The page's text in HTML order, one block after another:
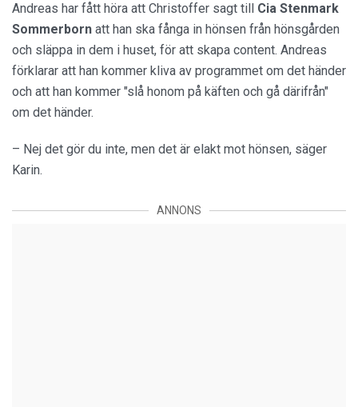
Andreas har fått höra att Christoffer sagt till Cia Stenmark
Sommerborn att han ska fånga in hönsen från hönsgården
och släppa in dem i huset, för att skapa content. Andreas
förklarar att han kommer kliva av programmet om det händer
och att han kommer "slå honom på käften och gå därifrån"
om det händer.
– Nej det gör du inte, men det är elakt mot hönsen, säger
Karin.
ANNONS